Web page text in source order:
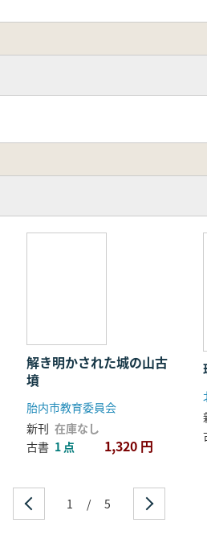
解き明かされた城の山古
墳
胎内市教育委員会
新刊 在庫なし
古書 1 点 1,320 円
1 / 5